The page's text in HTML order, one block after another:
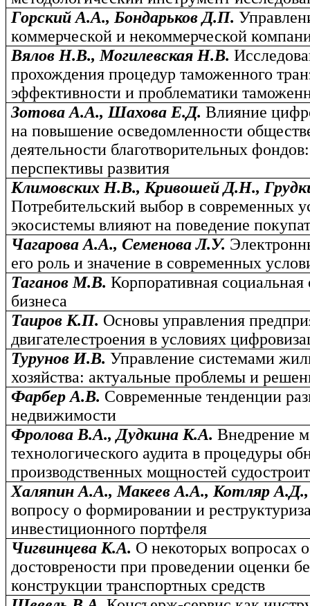
Горский А.А., Бондарьков Д.П.
коммерческой и некоммерческой
Вялов Н.В., Могилевская Н.В.
прохождения процедур таможенного
эффективности и проблематики
Зотова А.А., Шахова Е.Д.Влияние
на повышение осведомленности
деятельности благотворительных
перспективы развития
Климовских Н.В., Кривошей Д.Н.,
Потребительский выбор в современных
экосистемы влияют на поведение
Чагарова А.А., Семенова Л.У.
его роль и значение в современных
Таганов М.В.Корпоративная социальная
бизнеса
Таиров К.П. Основы управления
двигателестроения в условиях
Турунов И.В.Управление системами
хозяйства: актуальные проблемы и
Фарбер А.В. Современные тенденции
недвижимости
Фролова В.А., Дудкина К.А.Внедрение
технологического аудита в процедуры
производственных мощностей
Халяпин А.А., Макеев А.А., Котляр
вопросу о формировании и
инвестиционного портфеля
Чигвинцева К.А. О некоторых вопросах
достоврености при проведении оценки
конструкции транспортных средств